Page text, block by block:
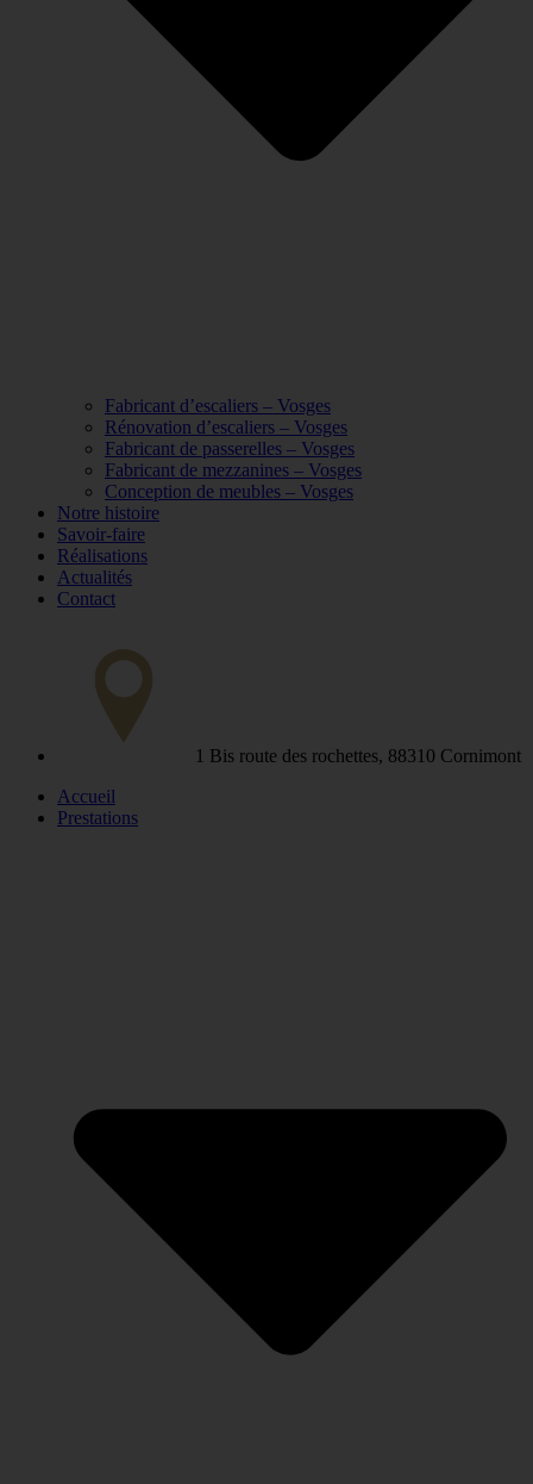
Fabricant d’escaliers – Vosges
Rénovation d’escaliers – Vosges
Fabricant de passerelles – Vosges
Fabricant de mezzanines – Vosges
Conception de meubles – Vosges
Notre histoire
Savoir-faire
Réalisations
Actualités
Contact
1 Bis route des rochettes, 88310 Cornimont
Accueil
Prestations